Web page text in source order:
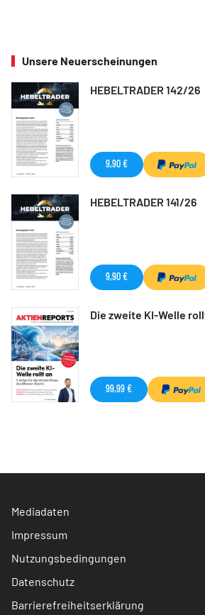
Unsere Neuerscheinungen
HEBELTRADER 142/26
9,90 €
HEBELTRADER 141/26
9,90 €
Die zweite KI-Welle
99,99 €
Mediadaten
Impressum
Nutzungsbedingungen
Datenschutz
Barrierefreiheitserklärung